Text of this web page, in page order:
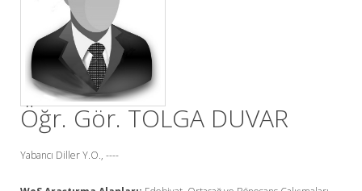
Öğr. Gör. TOLGA DUVAR
Yabancı Diller Y.O., ----